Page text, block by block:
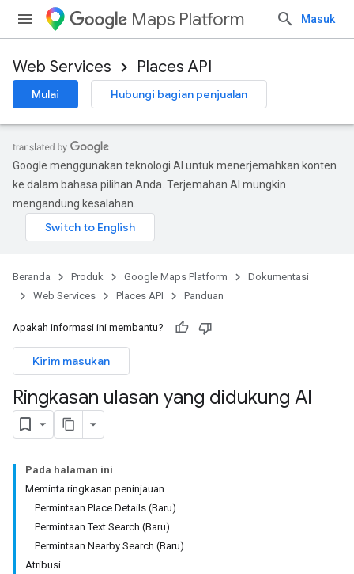
Maps Platform Masuk
Web Services Places API
Mulai Hubungi bagian penjualan
Google menggunakan teknologi AI untuk menerjemahkan konten
ke dalam bahasa pilihan Anda. Terjemahan AI mungkin
mengandung kesalahan.
Beranda Produk Google Maps Platform
Dokumentasi
Web Services
Places API Panduan
Apakah informasi ini membantu?
Kirim masukan
Ringkasan ulasan yang didukung AI
Pada halaman ini
Meminta ringkasan peninjauan
Permintaan Place Details (Baru)
Permintaan Text Search (Baru)
Permintaan Nearby Search (Baru)
Atribusi